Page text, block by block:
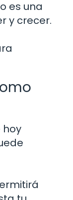
es una
y crecer.
hoy